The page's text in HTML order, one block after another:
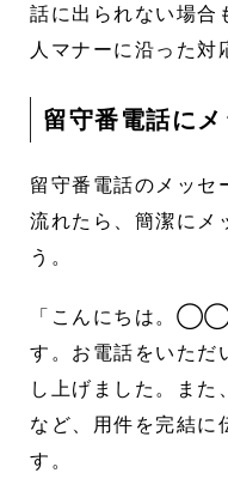
話に出られない場合
人マナーに沿った対
留守番電話に
留守番電話のメッセ
流れたら、簡潔にメ
う。
「こんにちは。
す。お電話をいただ
し上げました。また
など、用件を完結に
す。